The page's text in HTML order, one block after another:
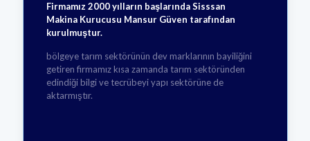
Firmamız 2000 yılların başlarında Sisssan
Makina Kurucusu Mansur Güven tarafından
kurulmuştur.
bölgeye tarım sektörünün dev marklarının bayiliğini
getiren firmamız kısa zamanda tarım sektöründen
edindiği bilgi ve tecrübeyi yapı sektörüne de
aktarmıştır.